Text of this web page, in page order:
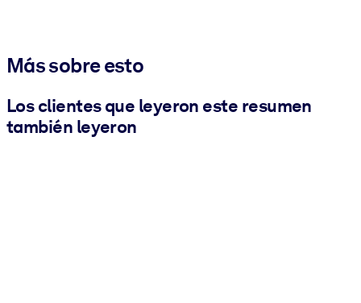
Más sobre esto
Los clientes que leyeron este resumen
también leyeron